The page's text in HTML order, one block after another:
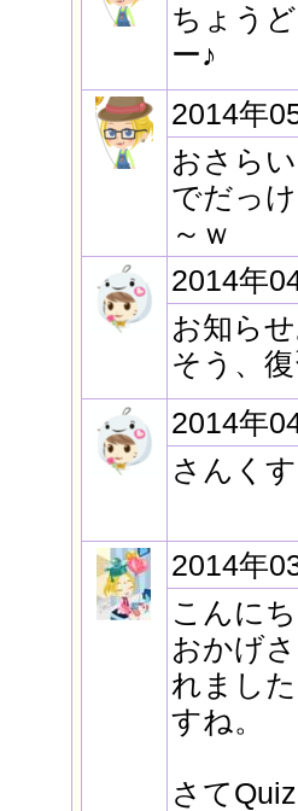
ちょう
ー♪
2014年
おさら
でだっ
～ｗ
2014年
お知ら
そう、
2014年
さんく
2014年
こんに
おかげ
れまし
すね。
さて